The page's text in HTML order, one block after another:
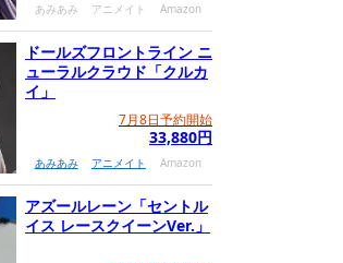
あみあみ アニメイト Amazon
ドールズフロントライン ニ
ューラルクラウド「クルカ
イ」
7月8日予約開始
33,880円
あみあみ アニメイト Amazon
アズールレーン「セントル
イス レースクイーンVer.」